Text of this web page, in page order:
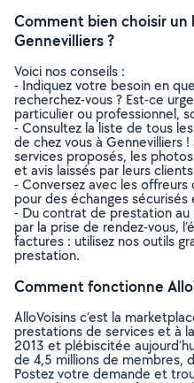
Comment bien choisir un
Gennevilliers ?
Voici nos conseils :
- Indiquez votre besoin en
recherchez-vous ? Est-ce
particulier ou professionnel,
- Consultez la liste de tous
de chez vous à Gennevilliers
services proposés, les
et avis laissés par leurs
- Conversez avec les offreurs
pour des échanges
- Du contrat de prestation
par la prise de rendez-vous,
factures : utilisez nos outils
prestation.
Comment fonctionne
AlloVoisins c’est la
prestations de services et à
2013 et plébiscitée
de 4,5 millions de membres,
Postez votre demande et